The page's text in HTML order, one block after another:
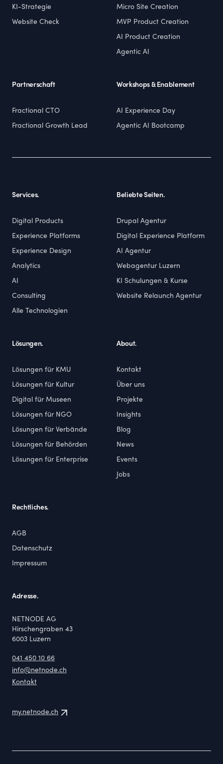
KI-Strategie
Website Check
Micro Site Creation
MVP Product Creation
AI Product Creation
Agentic AI
Partnerschaft
Fractional CTO
Fractional Growth Lead
Workshops & Enablement
AI Experience Day
Agentic AI Bootcamp
Services.
Digital Products
Experience Platforms
Experience Design
Analytics
AI
Consulting
Alle Technologien
Beliebte Seiten.
Drupal Agentur
Digital Experience Platform
AI Agentur
Webagentur Luzern
KI Schulungen & Kurse
Website Relaunch Agentur
Lösungen.
Lösungen für KMU
Lösungen für Kultur
Digital für Museen
Lösungen für NGO
Lösungen für Verbände
Lösungen für Behörden
Lösungen für Enterprise
About.
Kontakt
Über uns
Projekte
Insights
Blog
News
Events
Jobs
Rechtliches.
AGB
Datenschutz
Impressum
Adresse.
NETNODE AG
Hirschengraben 43
6003 Luzern
041 450 10 66
info@netnode.ch
Kontakt
my.netnode.ch